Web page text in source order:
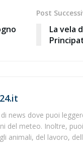
Post
La vela
news dove puoi
del meteo. Inoltre,
animali, del lavoro,